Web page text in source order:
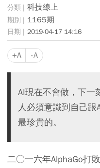
科技線上
1165期
2019-04-17 14:16
+A -A
AI現在不會做，下一
人必須意識到自己
最珍貴的。
二○一六年AlphaGo打